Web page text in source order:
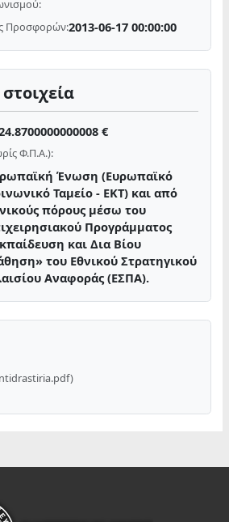
Προσφορών:2013-06-17 00:00:00
€
Φ.Π.Α.):
Ένωση (Ευρωπαϊκό
Ταμείο - ΕΚΤ) και από
πόρους μέσω του
Προγράμματος
και Δια Βίου
του Εθνικού Στρατηγικού
Αναφοράς (ΕΣΠΑ).